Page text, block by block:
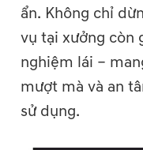
ẩn. Không chỉ
vụ tại xưởng còn
nghiệm lái –
mượt mà và an
sử dụng.